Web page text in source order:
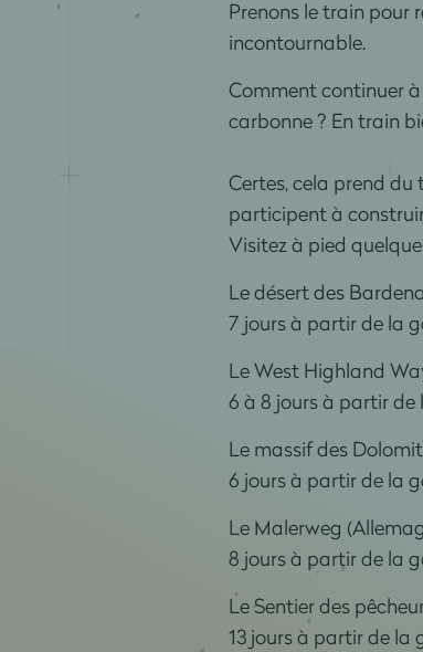
Prenons le train pour
incontournable.
Comment continuer
carbonne ? En train
Certes, cela prend
participent à
Visitez à pied
Le désert des
7 jours à partir de la
Le West Highland
6 à 8 jours à partir de
Le massif des
6 jours à partir de la
Le Malerweg
8 jours à partir de la
Le Sentier des
13 jours à partir de la